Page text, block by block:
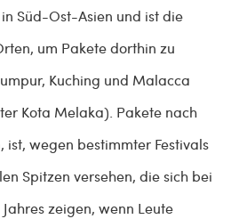
Süd-Ost-Asien und ist die
um Pakete dorthin zu
Kuching und Malacca
Kota Melaka). Pakete nach
ist, wegen bestimmter Festivals
Spitzen versehen, die sich bei
zeigen, wenn Leute